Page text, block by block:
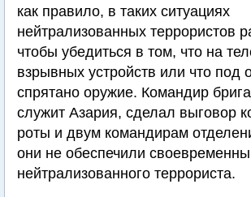
как правило, в таких ситуациях
нейтрализованных террористов
чтобы убедиться в том, что на
взрывных устройств или что под
спрятано оружие. Командир
служит Азария, сделал выговор
роты и двум командирам
они не обеспечили
нейтрализованного террориста.